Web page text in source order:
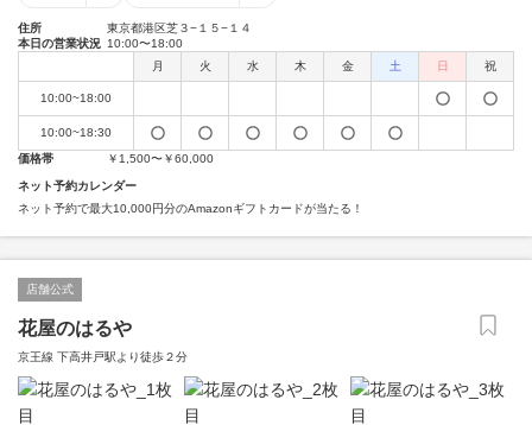
住所
東京都港区芝３−１５−１４
本日の営業状況 10:00〜18:00
月
火 水 木 金 土 日 祝
10:00~18:00
10:00~18:30
価格帯
￥1,500〜￥60,000
ネット予約カレンダー
ネット予約で最大10,000円分のAmazonギフトカードが当たる！
店舗公式
花屋のはるや
京王線 下高井戸駅より徒歩２分